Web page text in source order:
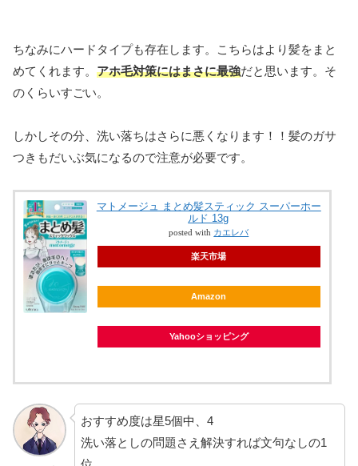
ちなみにハードタイプも存在します。こちらはより髪をまと
めてくれます。 アホ毛対策にはまさに最強だと思います。そ
のくらいすごい。
しかしその分、洗い落ちはさらに悪くなります！！髪のガサ
つきもだいぶ気になるので注意が必要です。
マトメージュ まとめ髪スティック スーパーホー
ルド 13g
posted with カエレバ
楽天市場
Amazon
Yahooショッピング
おすすめ度は星5個中、4
洗い落としの問題さえ解決すれば文句なしの1